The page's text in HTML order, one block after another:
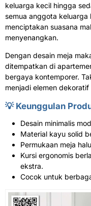
keluarga kecil hingga
semua anggota
menciptakan suasana
menyenangkan.
Dengan desain meja
ditempatkan di
bergaya kontemporer.
menjadi elemen
💡 Keunggulan
Desain minimalis
Material kayu solid
Permukaan meja
Kursi ergonomis
ekstra.
Cocok untuk